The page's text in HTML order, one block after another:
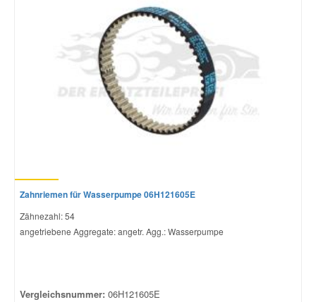
Zahnriemen für Wasserpumpe 06H121605E
Zähnezahl: 54
angetriebene Aggregate: angetr. Agg.: Wasserpumpe
Vergleichsnummer: 06H121605E